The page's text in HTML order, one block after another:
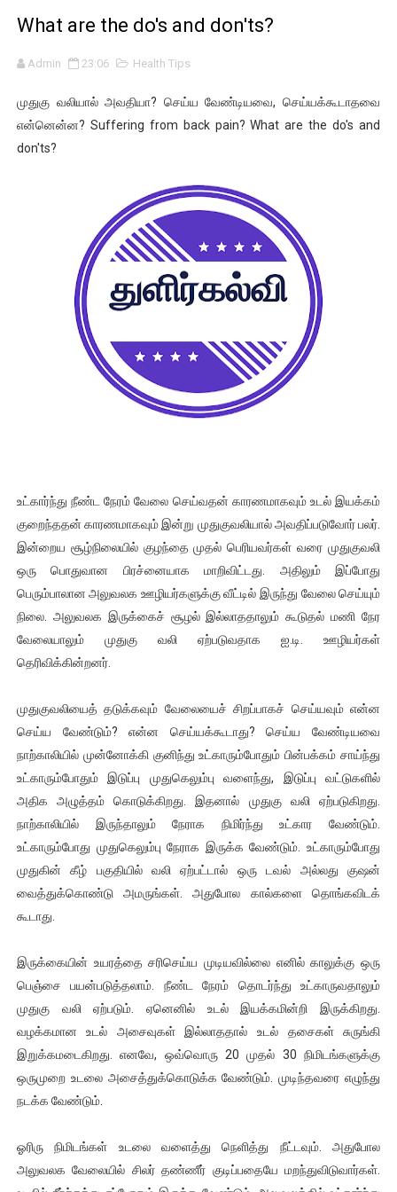
குரூப்-1, குரூப்-2 உள்ளிட்ட அறிவிப்புகளுடன் வருடாந்திர
மாநில கல்விக்கொள்கையை பின்பற்றி புதிய பாடத்திட்டங்களை
பள்ளி காலை வழிபாட்டு செயல்பாடுகள் - 06-11-2025
கேட் நுழைவுத்தேர்வு ஹால் டிக்கெட் 12-ந்தேதி வெளியாகிறது
பள்ளி காலை வழிபாட்டு செயல்பாடுகள் - 03/03/2026
What are the do's and don'ts?
Admin 23:06 Health Tips
முதுகு வலியால் அவதியா? செய்ய வேண்டியவை, செய்யக்கூடாதவை
என்னென்ன? Suffering from back pain? What are the do's and
don'ts?
உட்கார்ந்து நீண்ட நேரம் வேலை செய்வதன் காரணமாகவும் உடல் இயக்கம்
குறைந்ததன் காரணமாகவும் இன்று முதுகுவலியால் அவதிப்படுவோர் பலர்.
இன்றைய சூழ்நிலையில் குழந்தை முதல் பெரியவர்கள் வரை முதுகுவலி
ஒரு பொதுவான பிரச்னையாக மாறிவிட்டது. அதிலும் இப்போது
பெரும்பாலான அலுவலக ஊழியர்களுக்கு வீட்டில் இருந்து வேலை செய்யும்
நிலை. அலுவலக இருக்கைச் சூழல் இல்லாததாலும் கூடுதல் மணி நேர
வேலையாலும் முதுகு வலி ஏற்படுவதாக ஐ.டி. ஊழியர்கள்
தெரிவிக்கின்றனர்.
முதுகுவலியைத் தடுக்கவும் வேலையைச் சிறப்பாகச் செய்யவும் என்ன
செய்ய வேண்டும்? என்ன செய்யக்கூடாது? செய்ய வேண்டியவை
நாற்காலியில் முன்னோக்கி குனிந்து உட்காரும்போதும் பின்பக்கம் சாய்ந்து
உட்காரும்போதும் இடுப்பு முதுகெலும்பு வளைந்து, இடுப்பு வட்டுகளில்
அதிக அழுத்தம் கொடுக்கிறது. இதனால் முதுகு வலி ஏற்படுகிறது.
நாற்காலியில் இருந்தாலும் நேராக நிமிர்ந்து உட்கார வேண்டும்.
உட்காரும்போது முதுகெலும்பு நேராக இருக்க வேண்டும். உட்காரும்போது
முதுகின் கீழ் பகுதியில் வலி ஏற்பட்டால் ஒரு டவல் அல்லது குஷன்
வைத்துக்கொண்டு அமருங்கள். அதுபோல கால்களை தொங்கவிடக்
கூடாது.
இருக்கையின் உயரத்தை சரிசெய்ய முடியவில்லை எனில் காலுக்கு ஒரு
பெஞ்சை பயன்படுத்தலாம். நீண்ட நேரம் தொடர்ந்து உட்காருவதாலும்
முதுகு வலி ஏற்படும். ஏனெனில் உடல் இயக்கமின்றி இருக்கிறது.
வழக்கமான உடல் அசைவுகள் இல்லாததால் உடல் தசைகள் சுருங்கி
இறுக்கமடைகிறது. எனவே, ஒவ்வொரு 20 முதல் 30 நிமிடங்களுக்கு
ஒருமுறை உடலை அசைத்துக்கொடுக்க வேண்டும். முடிந்தவரை எழுந்து
நடக்க வேண்டும்.
ஓரிரு நிமிடங்கள் உடலை வளைத்து நெளித்து நீட்டவும். அதுபோல
அலுவலக வேலையில் சிலர் தண்ணீர் குடிப்பதையே மறந்துவிடுவார்கள்.